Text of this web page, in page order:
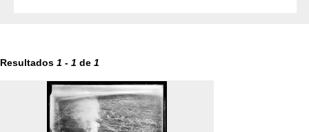
Resultados 1 - 1 de 1